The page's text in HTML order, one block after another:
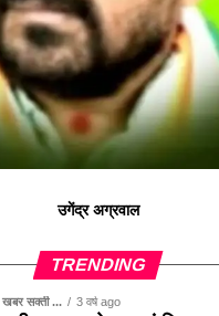
उगेंद्र अग्रवाल
TRENDING
खबर सक्ती ... 3 वर्ष ago